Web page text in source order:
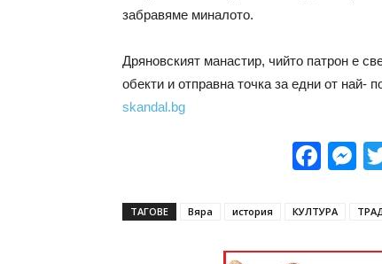
забравяме миналото.
Дряновският манастир, чийто патрон е
обекти и отправна точка за едни от най-
skandal.bg
ТАГОВЕ Вяра история КУЛТУРА